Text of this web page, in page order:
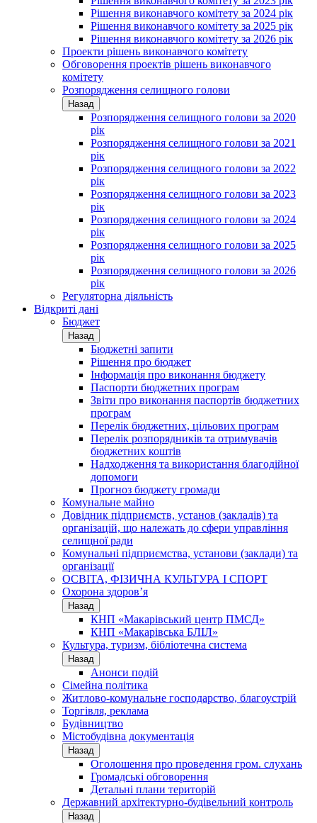
Рішення виконавчого комітету за 2024 рік
Рішення виконавчого комітету за 2025 рік
Рішення виконавчого комітету за 2026 рік
Проекти рішень виконавчого комітету
Обговорення проектів рішень виконавчого
комітету
Розпорядження селищного голови
Назад
Розпорядження селищного голови за 2020
рік
Розпорядження селищного голови за 2021
рік
Розпорядження селищного голови за 2022
рік
Розпорядження селищного голови за 2023
рік
Розпорядження селищного голови за 2024
рік
Розпорядження селищного голови за 2025
рік
Розпорядження селищного голови за 2026
рік
Регуляторна діяльність
Відкриті дані
Бюджет
Назад
Бюджетні запити
Рішення про бюджет
Інформація про виконання бюджету
Паспорти бюджетних програм
Звіти про виконання паспортів бюджетних
програм
Перелік бюджетних, цільових програм
Перелік розпорядників та отримувачів
бюджетних коштів
Надходження та використання благодійної
допомоги
Прогноз бюджету громади
Комунальне майно
Довідник підприємств, установ (закладів) та
організацій, що належать до сфери управління
селищної ради
Комунальні підприємства, установи (заклади) та
організації
ОСВІТА, ФІЗИЧНА КУЛЬТУРА І СПОРТ
Охорона здоров’я
Назад
КНП «Макарівський центр ПМСД»
КНП «Макарівська БЛІЛ»
Культура, туризм, бібліотечна система
Назад
Анонси подій
Сімейна політика
Житлово-комунальне господарство, благоустрій
Торгівля, реклама
Будівництво
Містобудівна документація
Назад
Оголошення про проведення гром. слухань
Громадські обговорення
Детальні плани територій
Державний архітектурно-будівельний контроль
Назад